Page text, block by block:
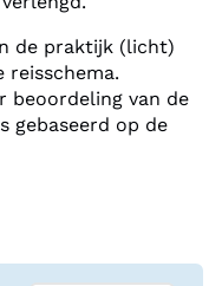
stad Efeze.
Grote Theater en
ruïnes van de
de zeven
de praktijk (licht)
reisschema.
beoordeling van de
gebaseerd op de